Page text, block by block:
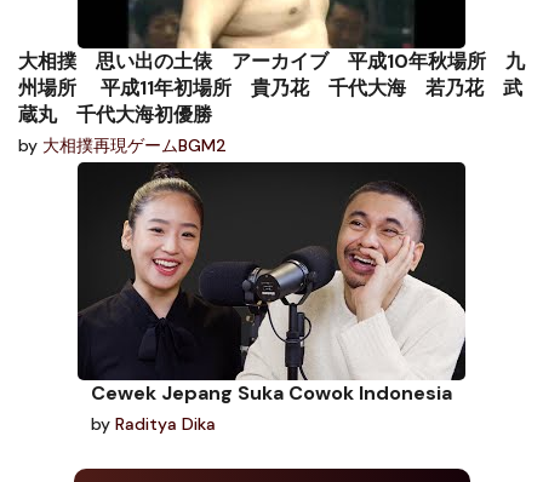
大相撲 思い出の土俵 アーカイブ 平成10年秋場所 九
州場所 平成11年初場所 貴乃花 千代大海 若乃花 武
蔵丸 千代大海初優勝
by 大相撲再現ゲームBGM2
Cewek Jepang Suka Cowok Indonesia
by Raditya Dika